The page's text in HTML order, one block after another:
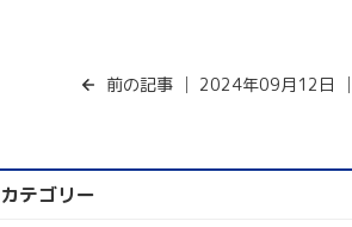
カテゴリー
前の記事 │ 2024年09月12日 │